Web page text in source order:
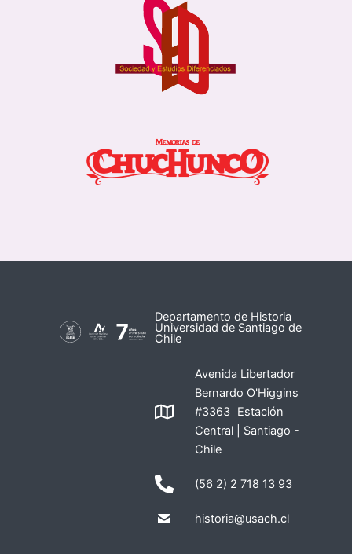
Departamento de Historia
Universidad de Santiago de
Chile
Avenida Libertador
Bernardo O'Higgins
#3363 Estación
Central | Santiago -
Chile
(56 2) 2 718 13 93
historia@usach.cl